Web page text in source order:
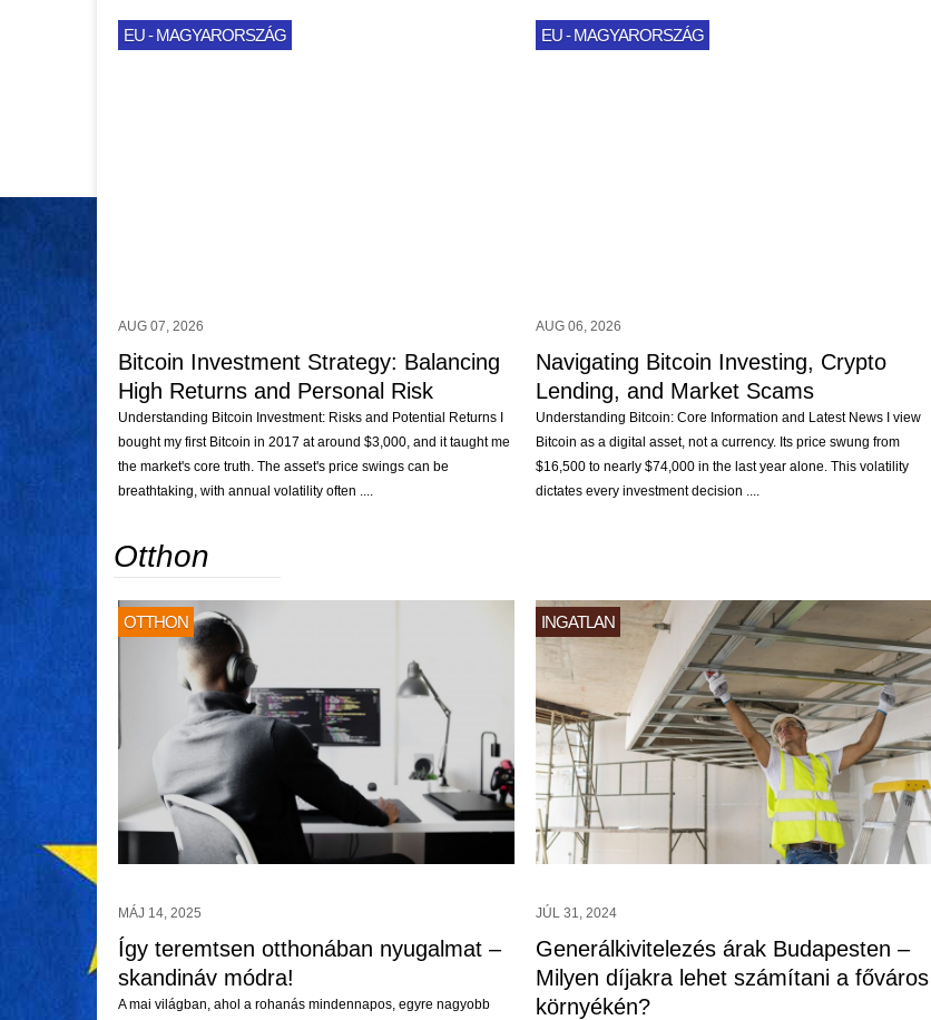
EU - MAGYARORSZÁG
AUG 07, 2026
Bitcoin Investment Strategy: Balancing
High Returns and Personal Risk
Understanding Bitcoin Investment: Risks and Potential Returns I
bought my first Bitcoin in 2017 at around $3,000, and it taught me
the market's core truth. The asset's price swings can be
breathtaking, with annual volatility often ....
EU - MAGYARORSZÁG
AUG 06, 2026
Navigating Bitcoin Investing, Crypto
Lending, and Market Scams
Understanding Bitcoin: Core Information and Latest News I view
Bitcoin as a digital asset, not a currency. Its price swung from
$16,500 to nearly $74,000 in the last year alone. This volatility
dictates every investment decision ....
Otthon
OTTHON
MÁJ 14, 2025
Így teremtsen otthonában nyugalmat –
skandináv módra!
A mai világban, ahol a rohanás mindennapos, egyre nagyobb
INGATLAN
JÚL 31, 2024
Generálkivitelezés árak Budapesten –
Milyen díjakra lehet számítani a főváros
környékén?